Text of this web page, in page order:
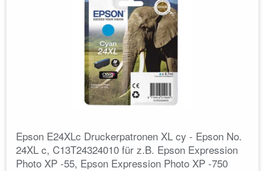
Epson E24XLc Druckerpatronen XL cy - Epson No.
24XL c, C13T24324010 für z.B. Epson Expression
Photo XP -55, Epson Expression Photo XP -750